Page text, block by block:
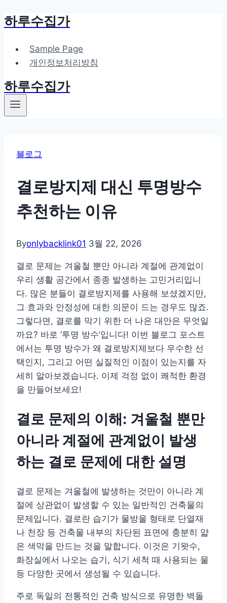
Skip
content
하루수집가
Sample Page
개인정보처리방침
하루수집가
블로그
결로방지제 대신 투명방수
추천하는 이유
Byonlybacklink01 3월 22, 2026
결로 문제는 겨울철 뿐만 아니라 계절에 관계없이
우리 생활 공간에서 종종 발생하는 고민거리입니
다. 많은 분들이 결로방지제를 사용해 보셨겠지만,
그 효과와 안정성에 대한 의문이 드는 경우도 많죠.
그렇다면, 결로를 막기 위한 더 나은 대안은 무엇일
까요? 바로 ‘투명 방수’입니다! 이번 블로그 포스트
에서는 투명 방수가 왜 결로방지제보다 우수한 선
택인지, 그리고 어떤 실질적인 이점이 있는지를 자
세히 알아보겠습니다. 이제 걱정 없이 쾌적한 환경
을 만들어보세요!
결로 문제의 이해: 겨울철 뿐만
아니라 계절에 관계없이 발생
하는 결로 문제에 대한 설명
결로 문제는 겨울철에 발생하는 것만이 아니라 계
절에 상관없이 발생할 수 있는 일반적인 건축물의
문제입니다. 결로란 습기가 물방울 형태로 단열재
나 천장 등 건축물 내부의 차단된 표면에 충분히 얇
은 색막을 만드는 것을 말합니다. 이것은 기왓수,
화장실에서 나오는 습기, 식기 세척 때 사용되는 물
등 다양한 곳에서 생성될 수 있습니다.
주로 독일의 전통적인 건축 방식으로 유명한 벽돌